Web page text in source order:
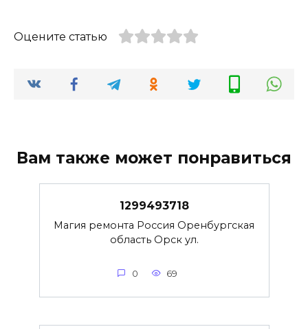
Оцените статью
Вам также может понравиться
1299493718
Магия ремонта Россия Оренбургская
область Орск ул.
0 69